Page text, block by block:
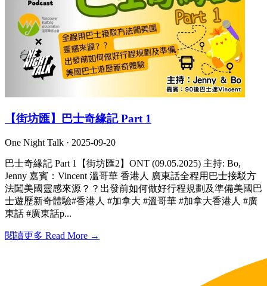
【街坊匯】巴士奇緣記 Part 1
One Night Talk · 2025-09-20
巴士奇緣記 Part 1【街坊匯2】ONT (09.05.2025) 主持: Bo,
Jenny 嘉賓：Vincent 溫哥華 香港人 廣東話全程用巴士接駁方
法闖美國靈感來源？？出發前如何做好行程規劃及準備美國巴
士遊歷新奇體驗#香港人 #加拿大 #溫哥華 #加拿大香港人 #廣
東話 #廣東話p...
閱讀更多 Read More →